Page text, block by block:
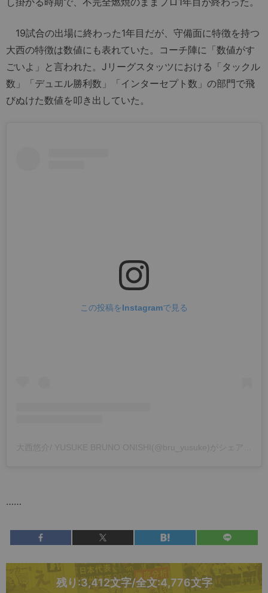
19試合の出場に終わった1年目だが、守備面に特徴を持つ
大西の特徴は数値にも表れていた。コーチ陣に「数値がす
ごいよ」と言われた。Jリーグスタッツにおける「タックル
数」「デュエル勝利数」「インターセプト数」の部門で飛
びぬけた数値を叩き出していた。
この投稿をInstagramで見る
……
残り:3,412文字/全文:4,776文字